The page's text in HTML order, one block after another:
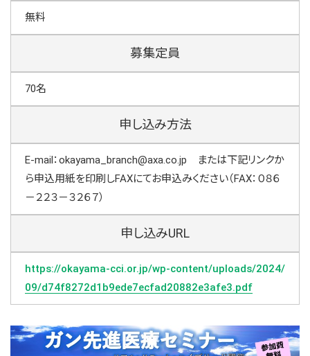
無料
募集定員
70名
申し込み方法
E-mail：okayama_branch@axa.co.jp または下記リンクか
ら申込用紙を印刷しFAXにてお申込みください（FAX：０８６
－２２３－３２６７）
申し込みURL
https://okayama-cci.or.jp/wp-content/uploads/2024/
09/d74f8272d1b9ede7ecfad20882e3afe3.pdf